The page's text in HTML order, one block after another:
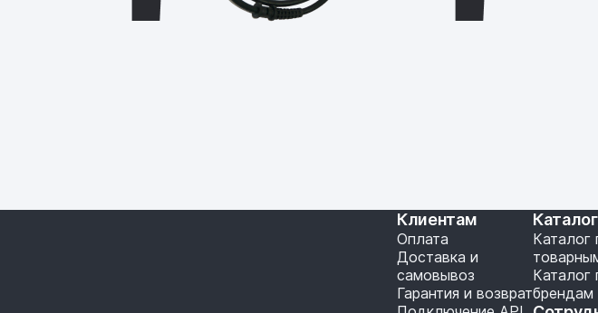
Клиентам
Оплата
Доставка и
самовывоз
Гарантия и возврат
Каталог
Каталог
брендам